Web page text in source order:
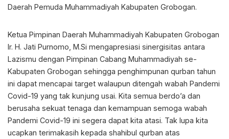
Daerah Pemuda Muhammadiyah Kabupaten Grobogan.
Ketua Pimpinan Daerah Muhammadiyah Kabupaten Grobogan
Ir. H. Jati Purnomo, M.Si mengapresiasi sinergisitas antara
Lazismu dengan Pimpinan Cabang Muhammadiyah se-
Kabupaten Grobogan sehingga penghimpunan qurban tahun
ini dapat mencapai target walaupun ditengah wabah Pandemi
Covid-19 yang tak kunjung usai. Kita semua berdo’a dan
berusaha sekuat tenaga dan kemampuan semoga wabah
Pandemi Covid-19 ini segera dapat kita atasi. Tak lupa kita
ucapkan terimakasih kepada shahibul qurban atas